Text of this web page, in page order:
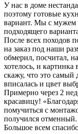
У нас в доме
поэтому готовые
вариант. Мы с мужем
подходящего
После всех походов
на заказ под наши
обмерил, посчитал,
хотелось, и картинка
скажу, что это самый
вписалась и цвет
Примерно через 2
красавицу!
помучиться с
получился отменный.
Большое всем